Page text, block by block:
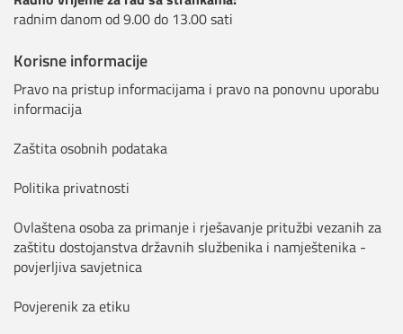
radnim danom od 9.00 do 13.00 sati
Korisne informacije
Pravo na pristup informacijama i pravo na ponovnu uporabu
informacija
Zaštita osobnih podataka
Politika privatnosti
Ovlaštena osoba za primanje i rješavanje pritužbi vezanih za
zaštitu dostojanstva državnih službenika i namještenika -
povjerljiva savjetnica
Povjerenik za etiku